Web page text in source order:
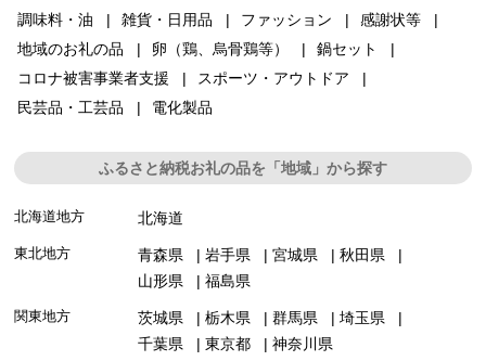
調味料・油
雑貨・日用品 ファッション
感謝状等
地域のお礼の品
卵（鶏、烏骨鶏等）
鍋セット
コロナ被害事業者支援
スポーツ・アウトドア
民芸品・工芸品
電化製品
ふるさと納税お礼の品を「地域」から探す
北海道地方 北海道
東北地方 青森県 岩手県 宮城県
秋田県
山形県
福島県
関東地方 茨城県 栃木県 群馬県
埼玉県
千葉県
東京都 神奈川県